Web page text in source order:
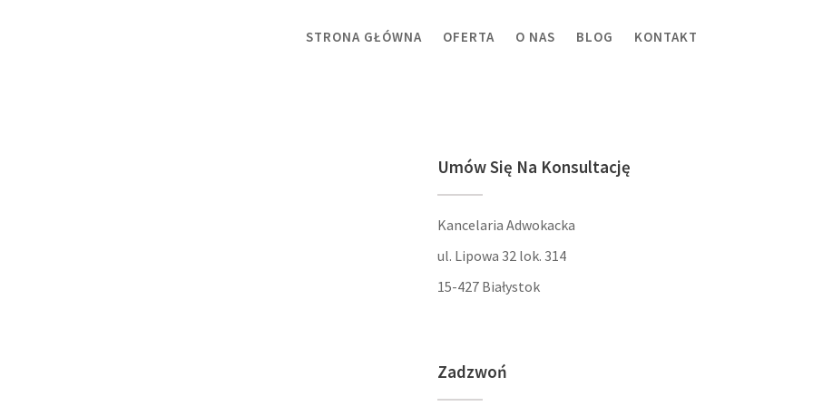
STRONA GŁÓWNA OFERTA O NAS BLOG KONTAKT
Umów Się Na Konsultację
Kancelaria Adwokacka
ul. Lipowa 32 lok. 314
15-427 Białystok
Zadzwoń